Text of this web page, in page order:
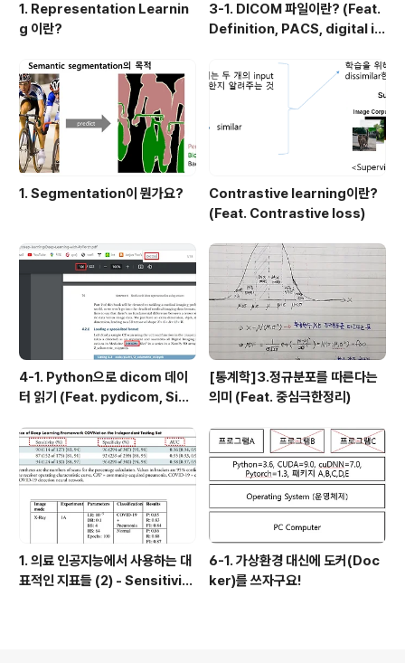
1. Representation Learnin
g 이란?
3-1. DICOM 파일이란? (Feat.
Definition, PACS, digital i
1. Segmentation이 뭔가요?
Contrastive learning이란?
(Feat. Contrastive loss)
4-1. Python으로 dicom 데이
터 읽기 (Feat. pydicom, Sim
[통계학]3.정규분포를 따른다는
의미 (Feat. 중심극한정리)
1. 의료 인공지능에서 사용하는 대
표적인 지표들 (2) - Sensitivit
6-1. 가상환경 대신에 도커(Doc
ker)를 쓰자구요!